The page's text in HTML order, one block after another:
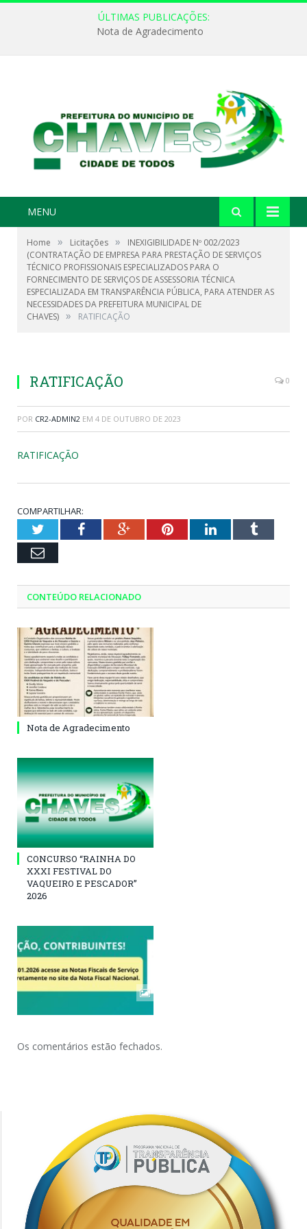
ÚLTIMAS PUBLICAÇÕES:
Nota de Agradecimento
MENU
Home » Licitações »
INEXIGIBILIDADE Nº 002/2023
(CONTRATAÇÃO DE EMPRESA PARA PRESTAÇÃO DE SERVIÇOS
TÉCNICO PROFISSIONAIS ESPECIALIZADOS PARA O
FORNECIMENTO DE SERVIÇOS DE ASSESSORIA TÉCNICA
ESPECIALIZADA EM TRANSPARÊNCIA PÚBLICA, PARA ATENDER AS
NECESSIDADES DA PREFEITURA MUNICIPAL DE
CHAVES) » RATIFICAÇÃO
RATIFICAÇÃO 0
POR CR2-ADMIN2 EM 4 DE OUTUBRO DE 2023
RATIFICAÇÃO
COMPARTILHAR:
TwitterFacebookGoogle+PinterestLinkedInTumblr
Email
CONTEÚDO RELACIONADO
Nota de Agradecimento
CONCURSO “RAINHA DO
XXXI FESTIVAL DO
VAQUEIRO E PESCADOR”
2026
Os comentários estão fechados.